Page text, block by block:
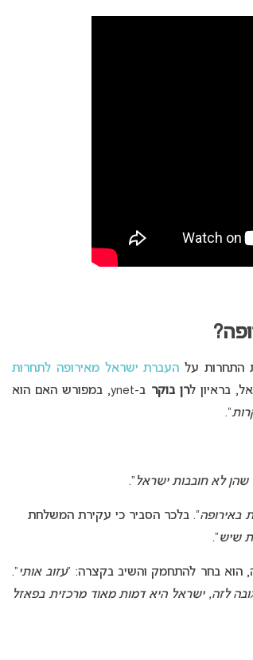
התחרות על העברת ישראל מאירופה לתחרות
בראיון לרן בוקר
ב-ynet, במפורש האם הוא
“.
שהן לא חובבות ישראל“.
באירופה“. בלכר הסביר כי עקירת המשלחת
שיש“.
הוא בחר להתחמק והשיב בקצרה: “עזוב אותי“.
לזה, ישראל היא דמות מאוד מרכזית בפאזל